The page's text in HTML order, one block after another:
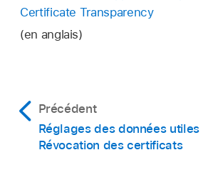
Certificate Transparency
(en anglais)
Précédent
Réglages des données utiles
Révocation des certificats